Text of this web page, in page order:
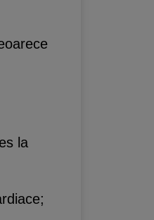
la